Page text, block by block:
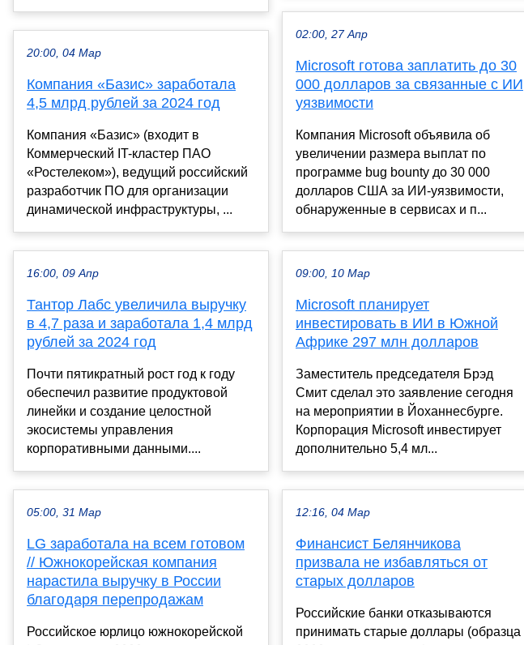
20:00, 04 Мар
Компания «Базис» заработала
4,5 млрд рублей за 2024 год
Компания «Базис» (входит в
Коммерческий IT-кластер ПАО
«Ростелеком»), ведущий российский
разработчик ПО для организации
динамической инфраструктуры, ...
16:00, 09 Апр
Тантор Лабс увеличила выручку
в 4,7 раза и заработала 1,4 млрд
рублей за 2024 год
Почти пятикратный рост год к году
обеспечил развитие продуктовой
линейки и создание целостной
экосистемы управления
корпоративными данными....
05:00, 31 Мар
LG заработала на всем готовом
// Южнокорейская компания
нарастила выручку в России
благодаря перепродажам
Российское юрлицо южнокорейской
02:00, 27 Апр
Microsoft готова заплатить до 30
000 долларов за связанные с ИИ
уязвимости
Компания Microsoft объявила об
увеличении размера выплат по
программе bug bounty до 30 000
долларов США за ИИ-уязвимости,
обнаруженные в сервисах и п...
09:00, 10 Мар
Microsoft планирует
инвестировать в ИИ в Южной
Африке 297 млн ​​долларов
Заместитель председателя Брэд
Смит сделал это заявление сегодня
на мероприятии в Йоханнесбурге.
Корпорация Microsoft инвестирует
дополнительно 5,4 мл...
12:16, 04 Мар
Финансист Белянчикова
призвала не избавляться от
старых долларов
Российские банки отказываются
принимать старые доллары (образца